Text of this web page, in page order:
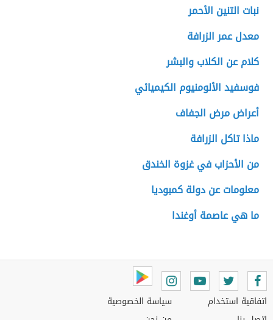
نبات التنين الأحمر
معدل عمر الزرافة
كلام عن الكلاب والبشر
فوسفيد الألومنيوم الكيميائي
أعراض مرض الجفاف
ماذا تاكل الزرافة
من الأحزاب في غزوة الخندق
معلومات عن دولة كمبوديا
ما هي عاصمة أوغندا
اتفاقية استخدام
سياسة الخصوصية